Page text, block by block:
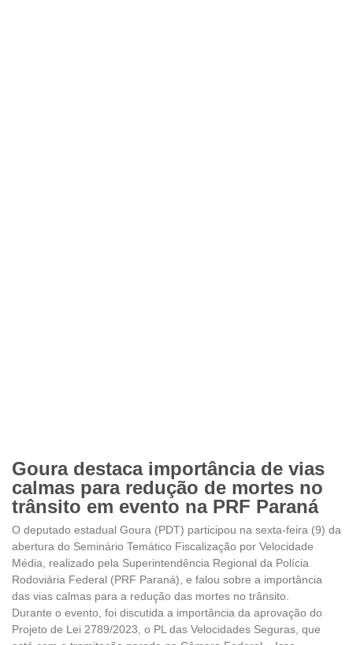
Goura destaca importância de vias
calmas para redução de mortes no
trânsito em evento na PRF Paraná
O deputado estadual Goura (PDT) participou na sexta-feira (9) da
abertura do Seminário Temático Fiscalização por Velocidade
Média, realizado pela Superintendência Regional da Polícia
Rodoviária Federal (PRF Paraná), e falou sobre a importância
das vias calmas para a redução das mortes no trânsito.
Durante o evento, foi discutida a importância da aprovação do
Projeto de Lei 2789/2023, o PL das Velocidades Seguras, que